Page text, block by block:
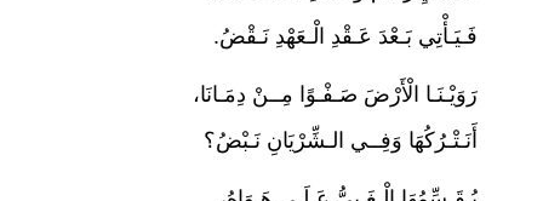
فَـيَـأْتِي بَـعْدَ عَـقْدِ الْـعَهْدِ نَـقْضُ.
رَوَيْـنَـا الْأَرْضَ صَـفْـوًا مِــنْ دِمَـانَا،
أَنَـتْـرُكُهَا وَفِــي الـشِّرْيَانِ نَـبْضُ؟